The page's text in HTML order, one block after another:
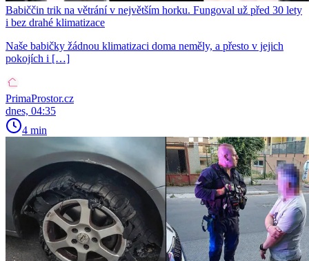
Babiččin trik na větrání v největším horku. Fungoval už před 30 lety
i bez drahé klimatizace
Naše babičky žádnou klimatizaci doma neměly, a přesto v jejich
pokojích i […]
PrimaProstor.cz
dnes, 04:35
4 min